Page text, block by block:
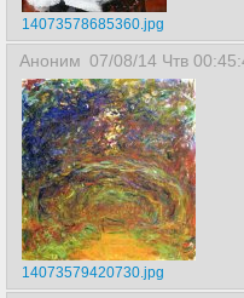
14073578685360.jpg
Аноним 07/08/14 Чтв
14073579420730.jpg